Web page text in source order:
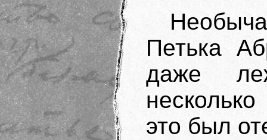
Петька
даже
это был